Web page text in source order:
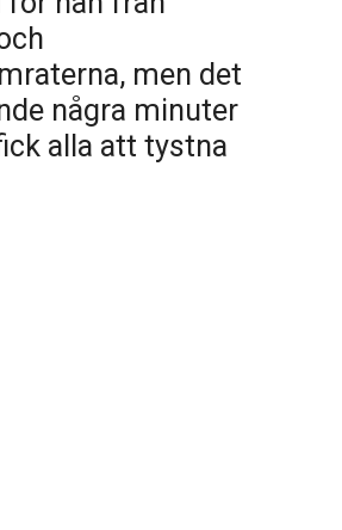
men det
några minuter
alla att tystna